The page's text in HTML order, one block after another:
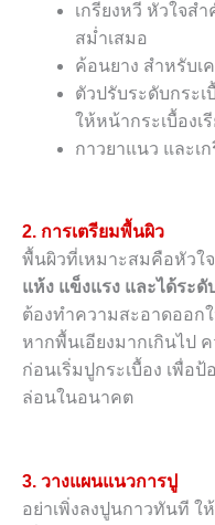
เกรียงหวี หัวใจส
สม่ำเสมอ
ค้อนยาง สำหรับเ
ตัวปรับระดับกระเ
ให้หน้ากระเบื้องเ
กาวยาแนว และเก
2. การเตรียมพื้นผิว
พื้นผิวที่เหมาะสมคือหัวใ
แห้ง แข็งแรง และได้ระดั
ต้องทำความสะอาดออก
หากพื้นเอียงมากเกินไป
ก่อนเริ่มปูกระเบื้อง เพื่อ
ล่อนในอนาคต
3. วางแผนแนวการปู
อย่าเพิ่งลงปูนกาวทันที ใ